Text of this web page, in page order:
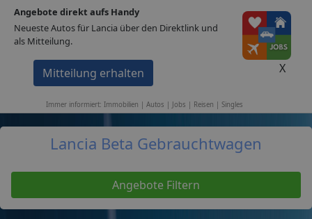
1A-Portale
Home Autos
Lancia Beta Gebrauchtwagen
Angebote Filtern
Angebote direkt aufs Handy
Neueste Autos für Lancia über den Direktlink und
als Mitteilung.
Mitteilung erhalten X
Immer informiert: Immobilien | Autos | Jobs | Reisen | Singles